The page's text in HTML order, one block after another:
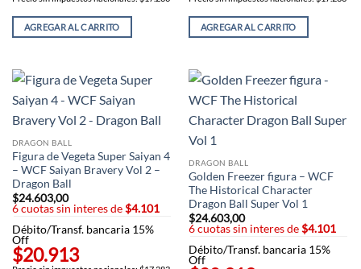
AGREGAR AL CARRITO AGREGAR AL CARRITO
DRAGON BALL
Figura de Vegeta Super Saiyan 4
– WCF Saiyan Bravery Vol 2 –
Dragon Ball
$24.603,00
6 cuotas sin interes de$4.101
Débito/Transf. bancaria 15%
Off
$20.913
DRAGON BALL
Golden Freezer figura – WCF
The Historical Character
Dragon Ball Super Vol 1
$24.603,00
6 cuotas sin interes de$4.101
Débito/Transf. bancaria 15%
Off